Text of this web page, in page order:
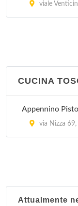
viale
CUCINA
Appennino
via Nizza 69,
Attualmente